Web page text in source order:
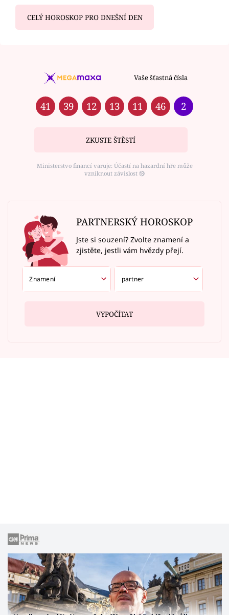
CELÝ HOROSKOP PRO DNEŠNÍ DEN
Vaše šťastná čísla
41 39 12 13 11 46 2
ZKUSTE ŠTĚSTÍ
Ministerstvo financí varuje: Účastí na hazardní hře může
vzniknout závislost ⑱
PARTNERSKÝ HOROSKOP
Jste si souzení? Zvolte znamení a
zjistěte, jestli vám hvězdy přejí.
VYPOČÍTAT